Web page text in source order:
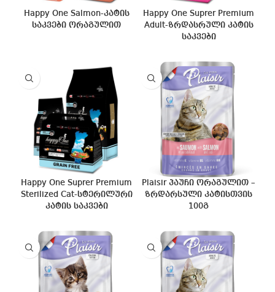
Happy One Salmon-კატის
საკვები ორაგულით
Happy One Suprer Premium
Adult-ზრდასრული კატის
საკვები
Happy One Suprer Premium
Sterilized Cat-სტერილური
კატის საკვები
Plaisir პაუჩი ორაგულით –
ზრდარსული კატისთვის
100გ